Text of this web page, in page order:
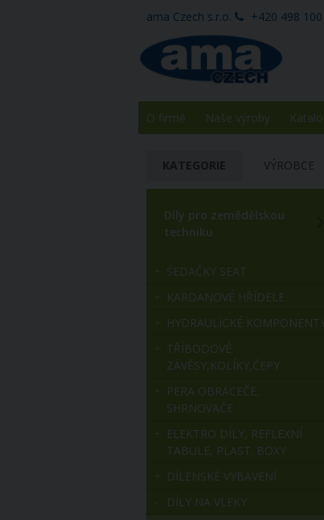
ama Czech s.r.o. +420 498
O firmě Naše výroby
KATEGORIE VÝROBCE
Díly pro zemědělskou
techniku
SEDAČKY SEAT
KARDANOVÉ HŘÍDELE
HYDRAULICKÉ
TŘÍBODOVÉ
ZÁVĚSY,KOLÍKY,ČEPY
PERA OBRACEČE,
SHRNOVAČE
ELEKTRO DÍLY, REFLEXNÍ
TABULE, PLAST. BOXY
DÍLENSKÉ VYBAVENÍ
DÍLY NA VLEKY